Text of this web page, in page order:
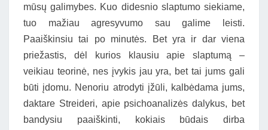
mūsų galimybes. Kuo didesnio slaptumo siekiame,
tuo mažiau agresyvumo sau galime leisti.
Paaiškinsiu tai po minutės. Bet yra ir dar viena
priežastis, dėl kurios klausiu apie slaptumą –
veikiau teorinė, nes įvykis jau yra, bet tai jums gali
būti įdomu. Nenoriu atrodyti įžūli, kalbėdama jums,
daktare Streideri, apie psichoanalizės dalykus, bet
bandysiu paaiškinti, kokiais būdais dirba